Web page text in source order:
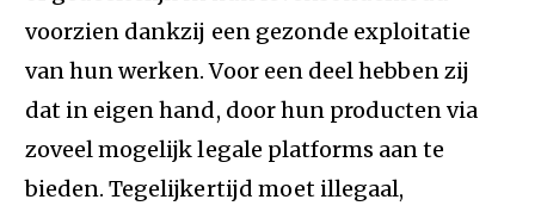
voorzien dankzij een gezonde exploitatie
van hun werken. Voor een deel hebben zij
dat in eigen hand, door hun producten via
zoveel mogelijk legale platforms aan te
bieden. Tegelijkertijd moet illegaal,